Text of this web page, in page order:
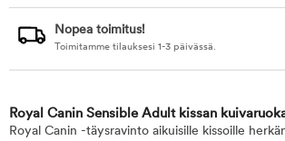
Nopea toimitus!
Toimitamme tilauksesi 1-3 päivässä.
Royal Canin Sensible Adult kissan
Royal Canin -täysravinto aikuisille kissoille